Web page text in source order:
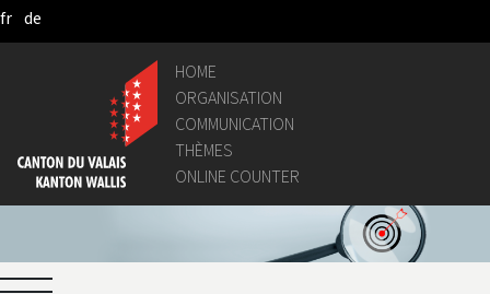
Pular para o Conteúdo principal
fr de
HOME
ORGANISATION
COMMUNICATION
THÈMES
ONLINE COUNTER